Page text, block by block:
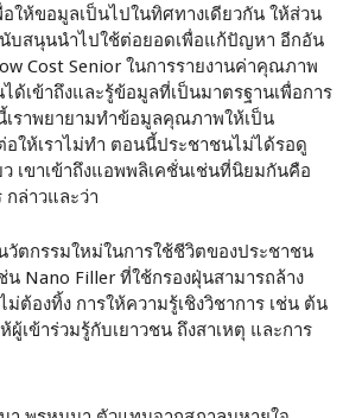
ให้ขอมูลเป็นไปในทิศทางเดียวกัน ให้ส่วน
นับสนุนนำไปใช้ต่อยอดเพื่อแก้ปัญหา อีกอัน
Cost Senior ในการรายงานค่าคุณภาพ
ด้เข้าถึงและรู้ข้อมูลที่เป็นมาตรฐานเพื่อการ
เราพยายามทำข้อมูลคุณภาพให้เป็น
อให้เราไม่ทำ ตอนนี้ประชาชนไม่ได้รอดู
เขาเข้าถึงแอพพลิเคชั่นเช่นที่นิยมกันคือ
กล่าวและว่า
ตกรรมใหม่ในการใช้ชีวิตของประชาชน
น Nano Filler ที่ใช้กรองฝุ่นสามารถล้าง
ต้องทิ้ง การให้ความรู้เชิงวิชาการ เช่น ต้น
เข้าร่วมรู้กับเยาวชน ถึงสาเหตุ และการ